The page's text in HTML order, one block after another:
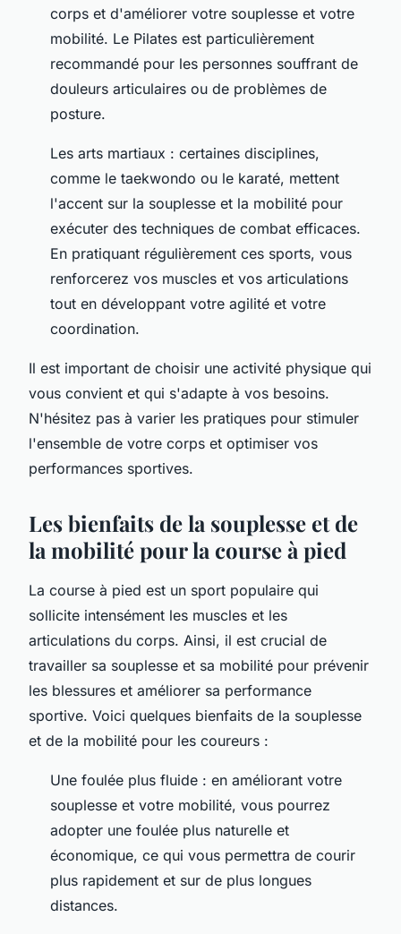
corps et d'améliorer votre souplesse et votre
mobilité. Le Pilates est particulièrement
recommandé pour les personnes souffrant de
douleurs articulaires ou de problèmes de
posture.
Les arts martiaux : certaines disciplines,
comme le taekwondo ou le karaté, mettent
l'accent sur la souplesse et la mobilité pour
exécuter des techniques de combat efficaces.
En pratiquant régulièrement ces sports, vous
renforcerez vos muscles et vos articulations
tout en développant votre agilité et votre
coordination.
Il est important de choisir une activité physique qui
vous convient et qui s'adapte à vos besoins.
N'hésitez pas à varier les pratiques pour stimuler
l'ensemble de votre corps et optimiser vos
performances sportives.
Les bienfaits de la souplesse et de
la mobilité pour la course à pied
La course à pied est un sport populaire qui
sollicite intensément les muscles et les
articulations du corps. Ainsi, il est crucial de
travailler sa souplesse et sa mobilité pour prévenir
les blessures et améliorer sa performance
sportive. Voici quelques bienfaits de la souplesse
et de la mobilité pour les coureurs :
Une foulée plus fluide : en améliorant votre
souplesse et votre mobilité, vous pourrez
adopter une foulée plus naturelle et
économique, ce qui vous permettra de courir
plus rapidement et sur de plus longues
distances.